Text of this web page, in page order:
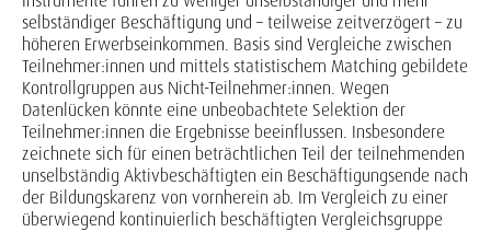
selbständiger Beschäftigung und – teilweise zeitverzögert – zu
höheren Erwerbseinkommen. Basis sind Vergleiche zwischen
Teilnehmer:innen und mittels statistischem Matching gebildete
Kontrollgruppen aus Nicht-Teilnehmer:innen. Wegen
Datenlücken könnte eine unbeobachtete Selektion der
Teilnehmer:innen die Ergebnisse beeinflussen. Insbesondere
zeichnete sich für einen beträchtlichen Teil der teilnehmenden
unselbständig Aktivbeschäftigten ein Beschäftigungsende nach
der Bildungskarenz von vornherein ab. Im Vergleich zu einer
überwiegend kontinuierlich beschäftigten Vergleichsgruppe